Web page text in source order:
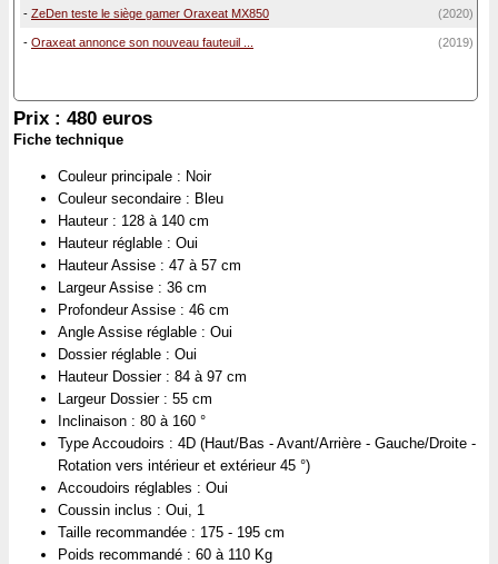
- ZeDen teste le siège gamer Oraxeat MX850 (2020)
- Oraxeat annonce son nouveau fauteuil ... (2019)
Prix : 480 euros
Fiche technique
Couleur principale : Noir
Couleur secondaire : Bleu
Hauteur : 128 à 140 cm
Hauteur réglable : Oui
Hauteur Assise : 47 à 57 cm
Largeur Assise : 36 cm
Profondeur Assise : 46 cm
Angle Assise réglable : Oui
Dossier réglable : Oui
Hauteur Dossier : 84 à 97 cm
Largeur Dossier : 55 cm
Inclinaison : 80 à 160 °
Type Accoudoirs : 4D (Haut/Bas - Avant/Arrière - Gauche/Droite -
Rotation vers intérieur et extérieur 45 °)
Accoudoirs réglables : Oui
Coussin inclus : Oui, 1
Taille recommandée : 175 - 195 cm
Poids recommandé : 60 à 110 Kg